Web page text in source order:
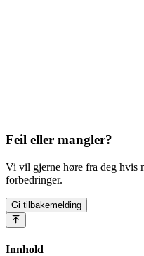
Feil eller mangler?
Vi vil gjerne høre fra deg hvis
forbedringer.
Gi tilbakemelding
Innhold